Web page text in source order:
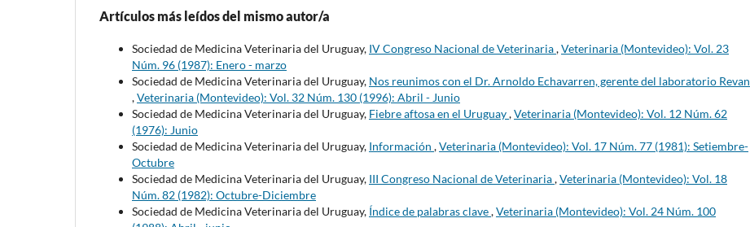
Artículos más leídos del mismo autor/a
Sociedad de Medicina Veterinaria del Uruguay, IV Congreso Nacional de Veterinaria,Veterinaria (Montevideo): Vol. 23
Núm. 96 (1987): Enero - marzo
Sociedad de Medicina Veterinaria del Uruguay, Nos reunimos con el Dr. Arnoldo Echavarren, gerente del laboratorio Revan
,Veterinaria (Montevideo): Vol. 32 Núm. 130 (1996): Abril - Junio
Sociedad de Medicina Veterinaria del Uruguay, Fiebre aftosa en el Uruguay,Veterinaria (Montevideo): Vol. 12 Núm. 62
(1976): Junio
Sociedad de Medicina Veterinaria del Uruguay, Información ,Veterinaria (Montevideo): Vol. 17 Núm. 77 (1981): Setiembre-
Octubre
Sociedad de Medicina Veterinaria del Uruguay, III Congreso Nacional de Veterinaria,Veterinaria (Montevideo): Vol. 18
Núm. 82 (1982): Octubre-Diciembre
Sociedad de Medicina Veterinaria del Uruguay, Índice de palabras clave,Veterinaria (Montevideo): Vol. 24 Núm. 100